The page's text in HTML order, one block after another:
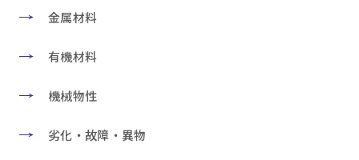
金属材料
有機材料
機械物性
劣化・故障・異物